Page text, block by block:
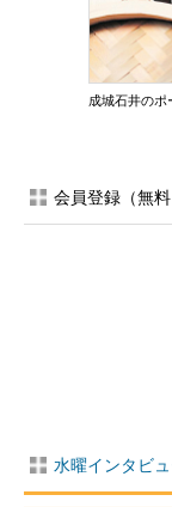
成城石井のポ
会員登録（無
水曜インタビ